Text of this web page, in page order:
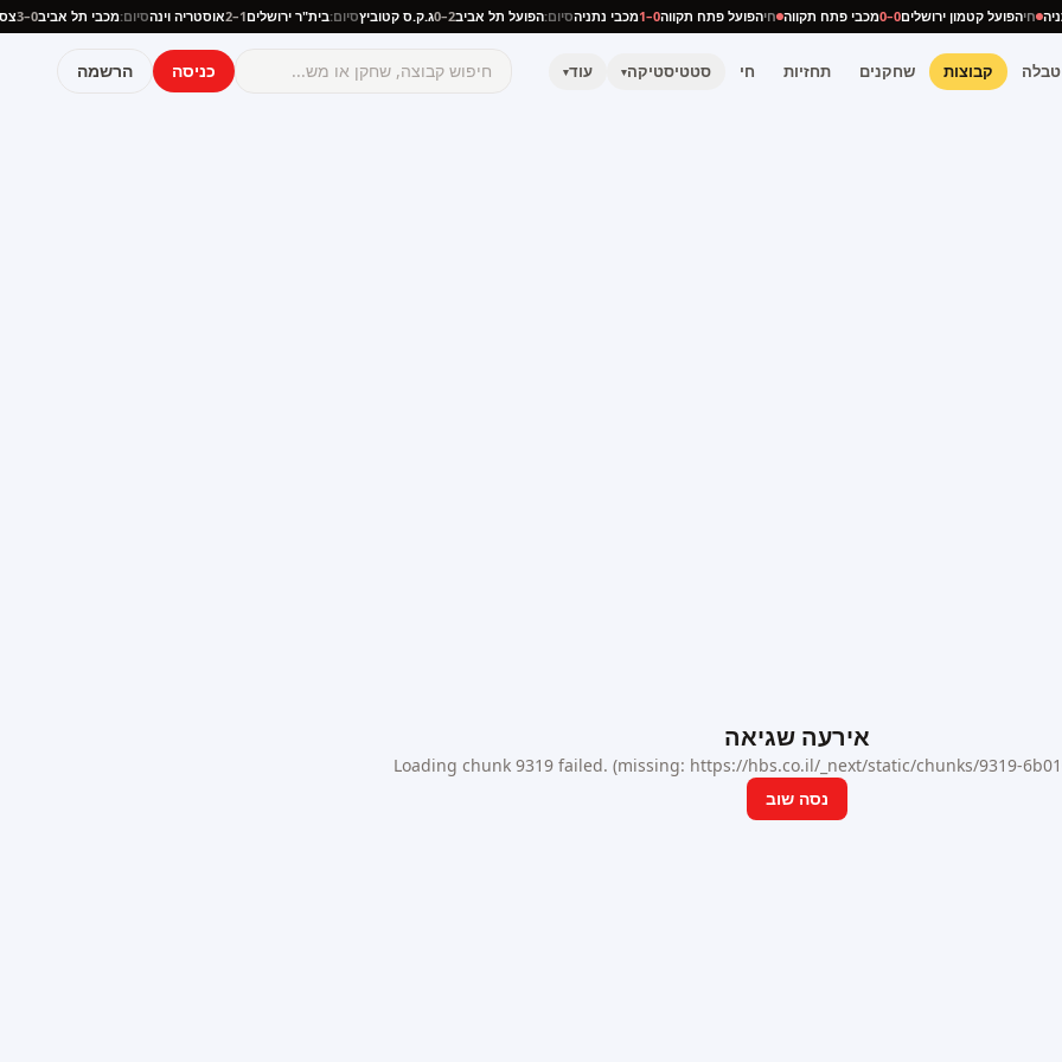
נתניה חיהפועל קטמון ירושלים0–0 מכבי פתח תקווה חיהפועל פתח תקווה0–1 מכבי נתניהסיום:הפועל תל אביב2–0 ג.ק.ס קטוביץסיום:בית"ר ירושלים1–2 אוסטריה וינהסיום:מכבי תל אביב0–3
טבלה קבוצות שחקנים תחזיות חי סטטיסטיקה▾ עוד▾ כניסה הרשמה
אירעה שגיאה
Loading chunk 9319 failed. (missing: https://hbs.co.il/_next/static/chunks/9319-
נסה שוב